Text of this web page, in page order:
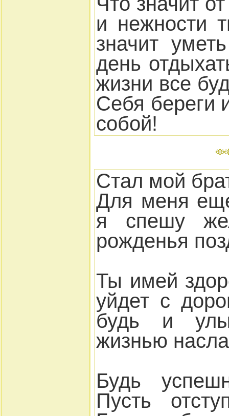
и нежности
значит
день
жизни все
Себя береги
собой!
Стал мой
Для меня
я спешу
рожденья
Ты имей
уйдет с
будь и
жизнью
Будь
Пусть